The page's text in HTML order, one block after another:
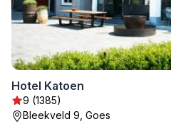
Hotel Katoen
9 (1385)
Bleekveld 9, Goes